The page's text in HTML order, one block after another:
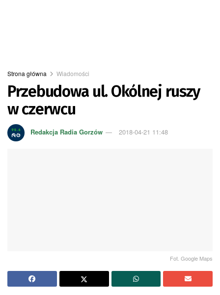
Strona główna Wiadomości
Przebudowa ul. Okólnej ruszy
w czerwcu
Redakcja Radia Gorzów 2018-04-21 11:48
Fot. Google Maps